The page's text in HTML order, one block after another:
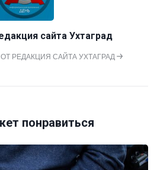
сайта Ухтаград
РЕДАКЦИЯ САЙТА УХТАГРАД
понравиться